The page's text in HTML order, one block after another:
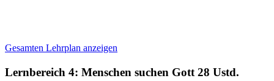
Gesamten Lehrplan anzeigen
Lernbereich 4: Menschen suchen Gott 28 Ustd.